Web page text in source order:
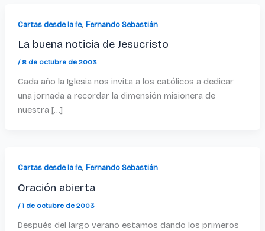
Cartas desde la fe, Fernando Sebastián
La buena noticia de Jesucristo
/ 8 de octubre de 2003
Cada año la Iglesia nos invita a los católicos a dedicar
una jornada a recordar la dimensión misionera de
nuestra […]
Cartas desde la fe, Fernando Sebastián
Oración abierta
/1 de octubre de 2003
Después del largo verano estamos dando los primeros